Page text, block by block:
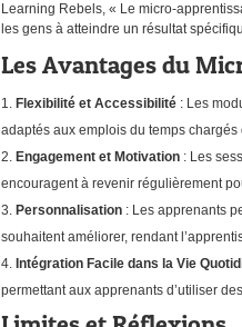
Learning Rebels, « Le micro-
les gens à atteindre un résultat
Les Avantages du
Flexibilité et Accessibilité : Les
adaptés aux emplois du temps chargés
Engagement et Motivation : Les
encouragent à revenir régulièrement
Personnalisation : Les apprenants
souhaitent améliorer, rendant
Intégration Facile dans la Vie
permettant aux apprenants d’utiliser